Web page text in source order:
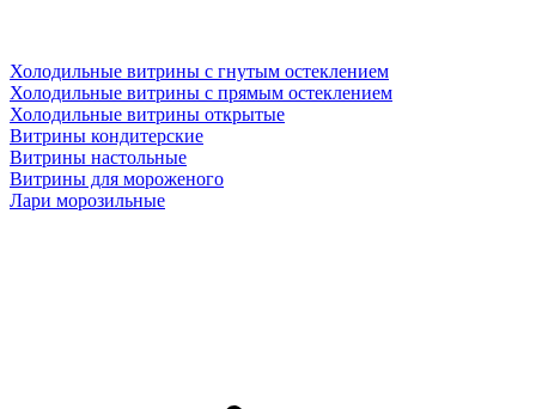
Холодильные витрины с гнутым остеклением
Холодильные витрины с прямым остеклением
Холодильные витрины открытые
Витрины кондитерские
Витрины настольные
Витрины для мороженого
Лари морозильные